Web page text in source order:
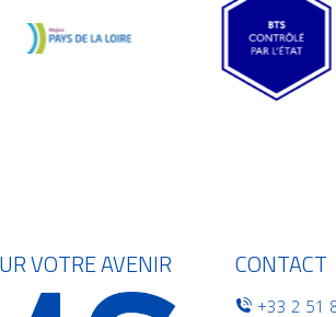
VOTRE AVENIR CONTACT
+33 2 51